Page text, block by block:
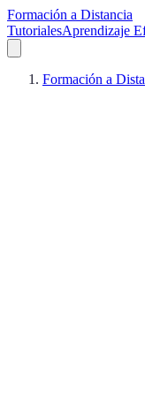
Formación a Distancia
TutorialesAprendizaje
Formación a